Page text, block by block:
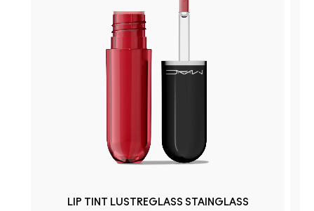
LIP TINT LUSTREGLASS STAINGLASS